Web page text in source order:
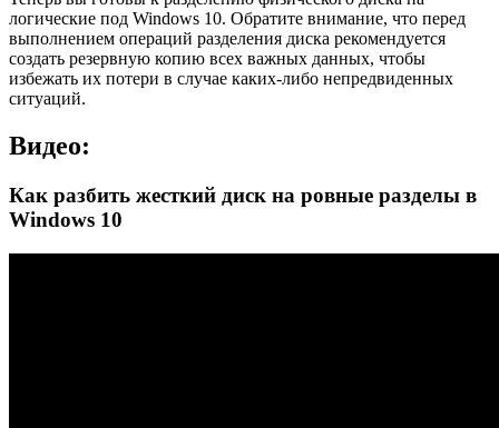
логические под Windows 10. Обратите внимание, что перед
выполнением операций разделения диска рекомендуется
создать резервную копию всех важных данных, чтобы
избежать их потери в случае каких-либо непредвиденных
ситуаций.
Видео:
Как разбить жесткий диск на ровные разделы в
Windows 10